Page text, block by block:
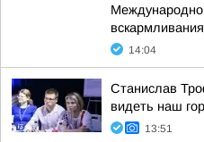
14:04
Станислав
видеть наш
13:51